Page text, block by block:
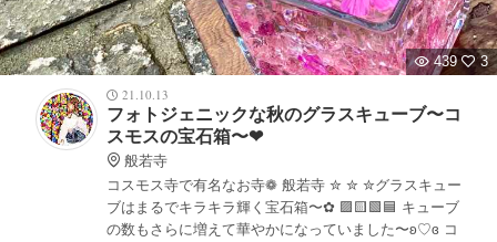
439
3
21.10.13
フォトジェニックな秋のグラスキューブ〜コ
スモスの宝石箱〜❤︎
般若寺
コスモス寺で有名なお寺❁ 般若寺 ✮ ✮ ✮グラスキュー
ブはまるでキラキラ輝く宝石箱〜✿ 🟪🟨🟩🟦 キューブ
の数もさらに増えて華やかになっていました〜ʚ♡ɞ コ